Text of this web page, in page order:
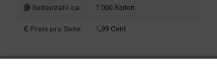
Seitenzahl ca.: 1.000 Seiten
Preis pro Seite: 1,99 Cent